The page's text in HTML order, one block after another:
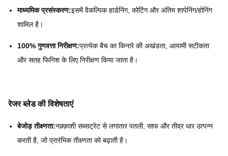
माध्यमिक प्रसंस्करण:इसमें वैकल्पिक हार्डनिंग, कोटिंग और अंतिम शार्पनिंग/होनिंग
शामिल है।
100% गुणवत्ता निरीक्षण:प्रत्येक बैच का किनारे की अखंडता, आयामी सटीकता
और सतह फिनिश के लिए निरीक्षण किया जाता है।
रेजर ब्लेड की विशेषताएं
बेजोड़ तीक्ष्णता:नक़्क़ाशी सब्सट्रेट से लगातार पतली, साफ और तीव्र धार उत्पन्न
करती है, जो प्रारंभिक तीक्ष्णता को बढ़ाती है।